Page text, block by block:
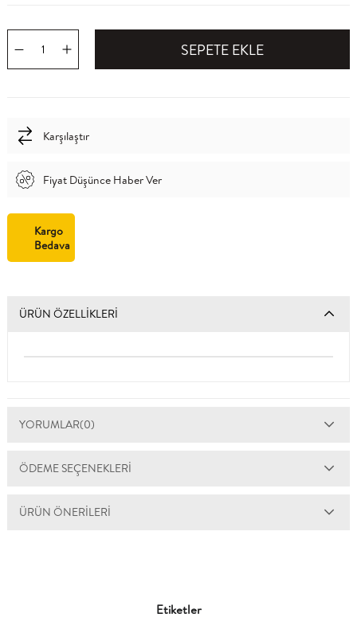
Karşılaştır
Fiyat Düşünce Haber Ver
Kargo
Bedava
ÜRÜN ÖZELLIKLERI
YORUMLAR(0)
ÖDEME SEÇENEKLERI
ÜRÜN ÖNERILERI
Etiketler